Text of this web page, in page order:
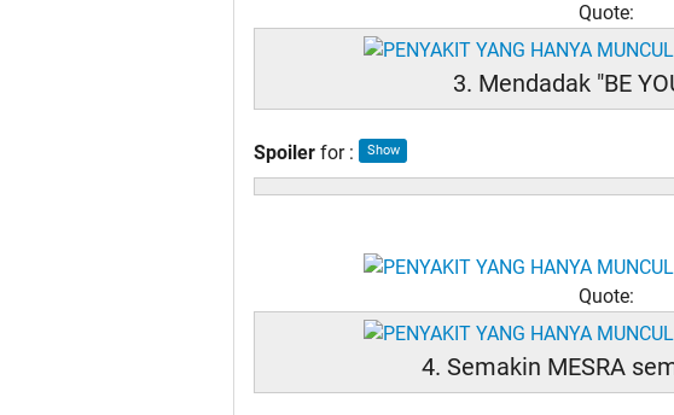
Quote:
3. Mendadak "BE
Spoiler for :
Quote:
4. Semakin MESRA